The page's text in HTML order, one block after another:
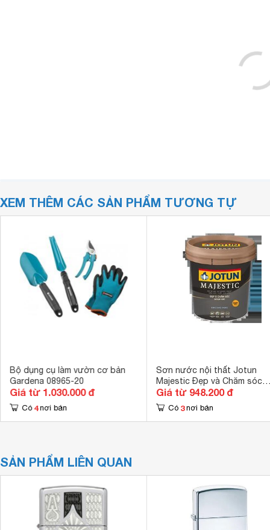
XEM THÊM CÁC SẢN PHẨM TƯƠNG TỰ
Bộ dụng cụ làm vườn cơ bản
Gardena 08965-20
Giá từ 1.030.000 đ
Có 4 nơi bán
Sơn nước nội thất Jotun
Majestic Đẹp và Chăm sóc
Hoàn Hảo - Lon 5 lít
Giá từ 948.200 đ
Có 3 nơi bán
SẢN PHẨM LIÊN QUAN